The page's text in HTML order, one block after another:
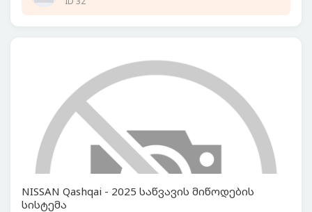
NISSAN Qashqai - 2025 საწვავის მიწოდების
სისტემა